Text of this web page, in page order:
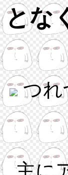
とな
つれ
主に